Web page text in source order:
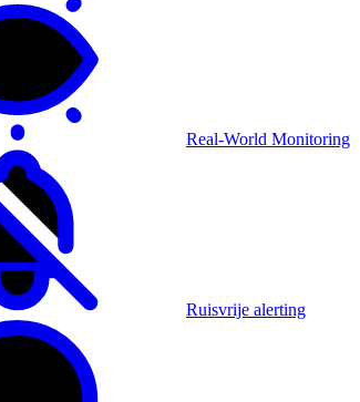
Real-World Monitoring
Ruisvrije alerting